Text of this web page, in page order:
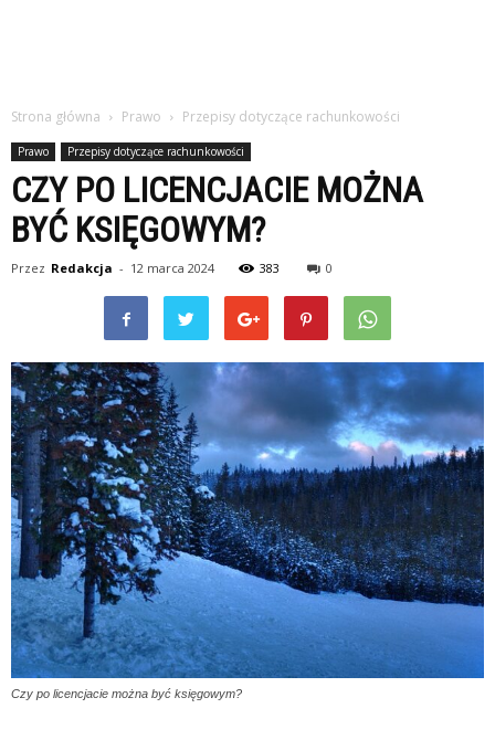
Strona główna Prawo Przepisy dotyczące rachunkowości
Prawo Przepisy dotyczące rachunkowości
CZY PO LICENCJACIE MOŻNA
BYĆ KSIĘGOWYM?
Przez Redakcja - 12 marca 2024 383 0
Czy po licencjacie można być księgowym?